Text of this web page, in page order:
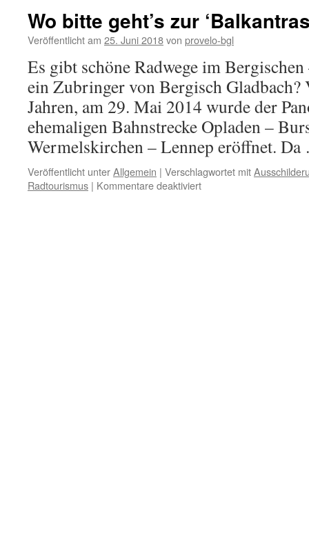
Wo bitte geht’s zur
Veröffentlicht am 25. Juni 2018von provelo-bgl
Es gibt schöne Radwege im
ein Zubringer von Bergisch Gladbach?
Jahren, am 29. Mai 2014 wurde der
ehemaligen Bahnstrecke Opladen –
Wermelskirchen – Lennep eröffnet.
Veröffentlicht unterAllgemein | Verschlagwortet mit
Radtourismus | Kommentare deaktiviertfür